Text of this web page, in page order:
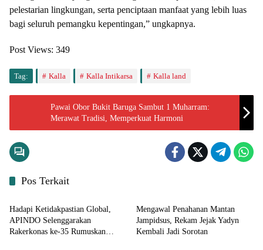
pelestarian lingkungan, serta penciptaan manfaat yang lebih luas
bagi seluruh pemangku kepentingan,” ungkapnya.
Post Views: 349
Tag: Kalla Kalla Intikarsa Kalla land
Pawai Obor Bukit Baruga Sambut 1 Muharram:
Merawat Tradisi, Memperkuat Harmoni
Pos Terkait
Input Nasional
Hadapi Ketidakpastian Global,
APINDO Selenggarakan
Rakerkonas ke-35 Rumuskan
Mengawal Penahanan Mantan
Jampidsus, Rekam Jejak Yadyn
Kembali Jadi Sorotan
Input Nasional Input Nasional